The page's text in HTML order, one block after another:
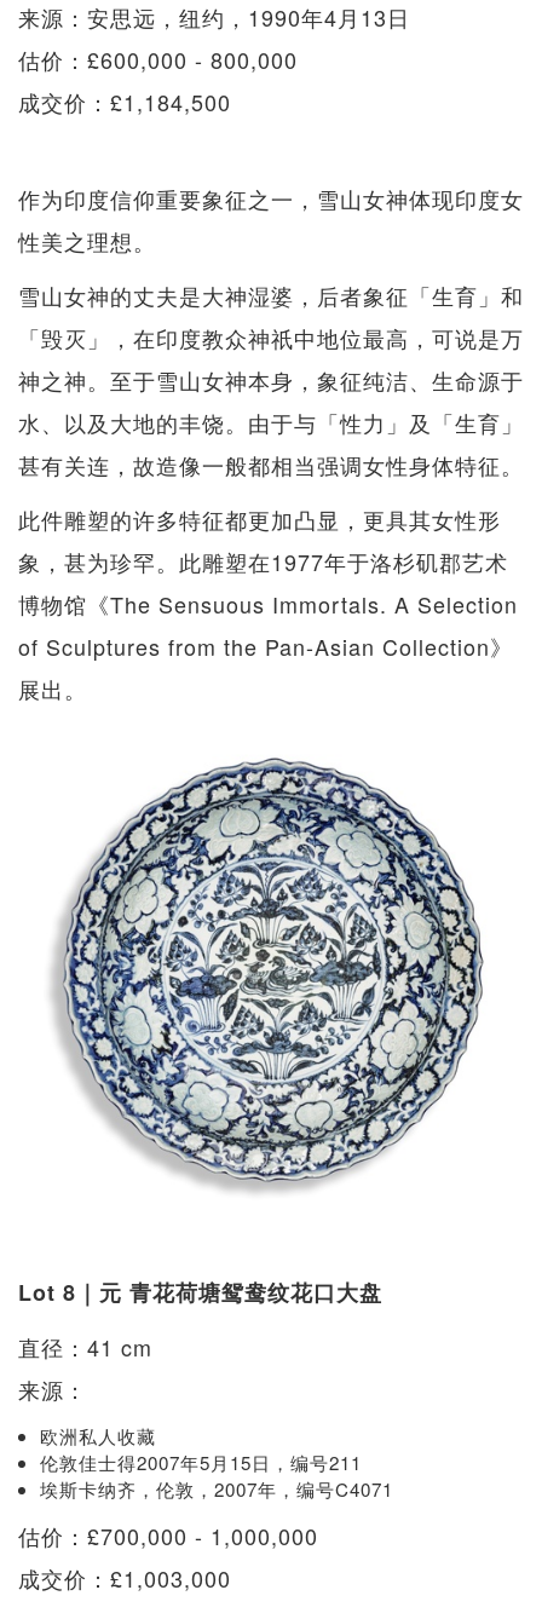
来源：安思远，纽约，1990年4月13日
估价：£600,000 - 800,000
成交价：£1,184,500
作为印度信仰重要象征之一，雪山女神体现印度女
性美之理想。
雪山女神的丈夫是大神湿婆，后者象征「生育」和
「毁灭」，在印度教众神祇中地位最高，可说是万
神之神。至于雪山女神本身，象征纯洁、生命源于
水、以及大地的丰饶。由于与「性力」及「生育」
甚有关连，故造像一般都相当强调女性身体特征。
此件雕塑的许多特征都更加凸显，更具其女性形
象，甚为珍罕。此雕塑在1977年于洛杉矶郡艺术
博物馆《The Sensuous Immortals. A Selection
of Sculptures from the Pan-Asian Collection》
展出。
Lot 8｜元 青花荷塘鸳鸯纹花口大盘
直径：41 cm
来源：
欧洲私人收藏
伦敦佳士得2007年5月15日，编号211
埃斯卡纳齐，伦敦，2007年，编号C4071
估价：£700,000 - 1,000,000
成交价：£1,003,000